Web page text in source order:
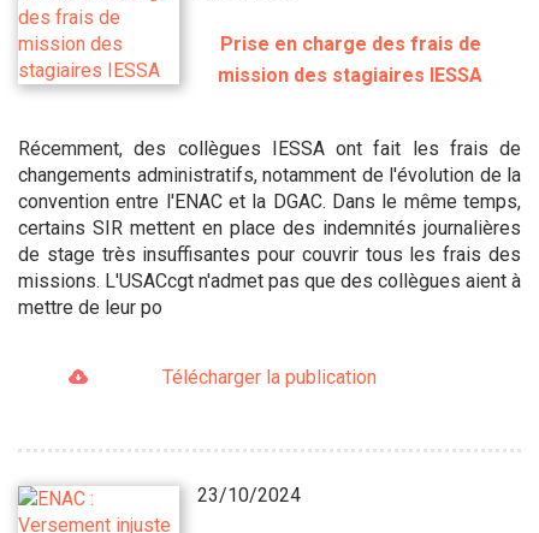
Prise en charge des frais de
mission des stagiaires IESSA
Récemment, des collègues IESSA ont fait les frais de
changements administratifs, notamment de l'évolution de la
convention entre l'ENAC et la DGAC. Dans le même temps,
certains SIR mettent en place des indemnités journalières
de stage très insuffisantes pour couvrir tous les frais des
missions. L'USACcgt n'admet pas que des collègues aient à
mettre de leur po
Télécharger la publication
23/10/2024